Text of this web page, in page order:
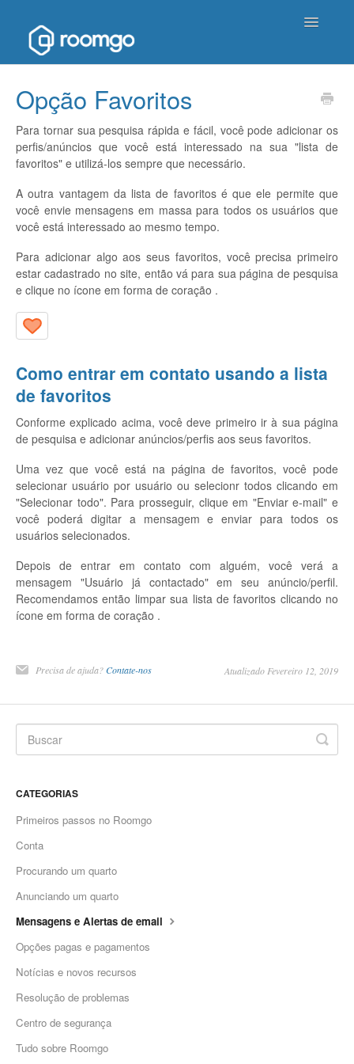
Toggle
Opção Favoritos
Para tornar sua pesquisa rápida e fácil, você pode adicionar os
perfis/anúncios que você está interessado na sua "lista de
favoritos" e utilizá-los sempre que necessário.
A outra vantagem da lista de favoritos é que ele permite que
você envie mensagens em massa para todos os usuários que
você está interessado ao mesmo tempo.
Para adicionar algo aos seus favoritos, você precisa primeiro
estar cadastrado no site, então vá para sua página de pesquisa
e clique no ícone em forma de coração .
Como entrar em contato usando a lista
de favoritos
Conforme explicado acima, você deve primeiro ir à sua página
de pesquisa e adicionar anúncios/perfis aos seus favoritos.
Uma vez que você está na página de favoritos, você pode
selecionar usuário por usuário ou selecionr todos clicando em
"Selecionar todo". Para prosseguir, clique em "Enviar e-mail" e
você poderá digitar a mensagem e enviar para todos os
usuários selecionados.
Depois de entrar em contato com alguém, você verá a
mensagem "Usuário já contactado" em seu anúncio/perfil.
Recomendamos então limpar sua lista de favoritos clicando no
ícone em forma de coração .
Precisa de ajuda?Contate-nos Atualizado Fevereiro 12, 2019
CATEGORIAS
Primeiros passos no Roomgo
Conta
Procurando um quarto
Anunciando um quarto
Mensagens e Alertas de email
Opções pagas e pagamentos
Notícias e novos recursos
Resolução de problemas
Centro de segurança
Tudo sobre Roomgo